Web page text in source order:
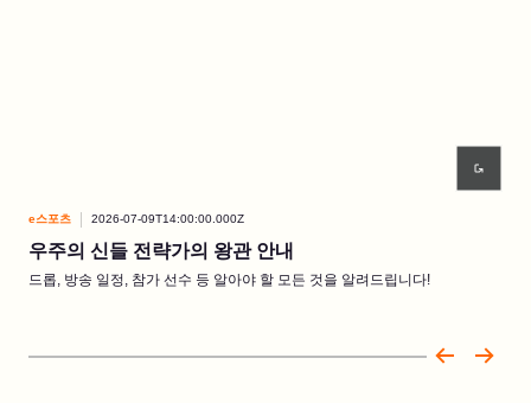
e스포츠 2026-07-09T14:00:00.000Z
우주의 신들 전략가의 왕관 안내
드롭, 방송 일정, 참가 선수 등 알아야 할 모든 것을 알려드립니다!